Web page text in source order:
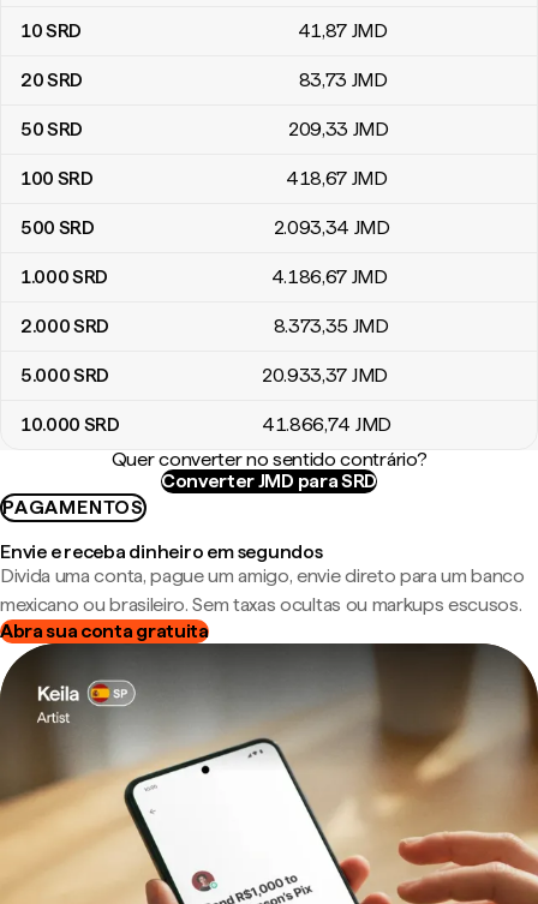
10SRD 41,87 JMD
20SRD 83,73 JMD
50SRD 209,33 JMD
100 SRD 418,67 JMD
500 SRD 2.093,34 JMD
1.000SRD 4.186,67 JMD
2.000SRD 8.373,35 JMD
5.000SRD 20.933,37 JMD
10.000 SRD 41.866,74 JMD
Quer converter no sentido contrário?
Converter JMD para SRD
PAGAMENTOS
Envie e receba dinheiro em segundos
Divida uma conta, pague um amigo, envie direto para um banco
mexicano ou brasileiro. Sem taxas ocultas ou markups escusos.
Abra sua conta gratuita